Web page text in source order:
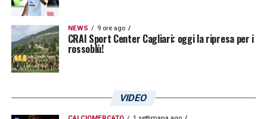
NEWS 9 ore ago
CRAI Sport Center Cagliari: oggi la ripresa per i
rossoblù!
VIDEO